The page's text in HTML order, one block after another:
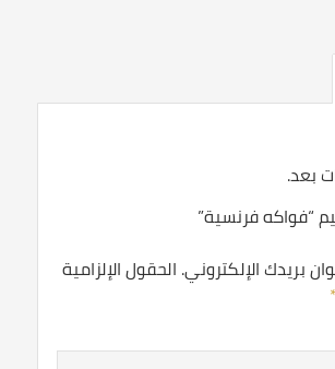
بعد.
“فواكه فرنسية”
بريدك الإلكتروني. الحقول الإلزامية
*